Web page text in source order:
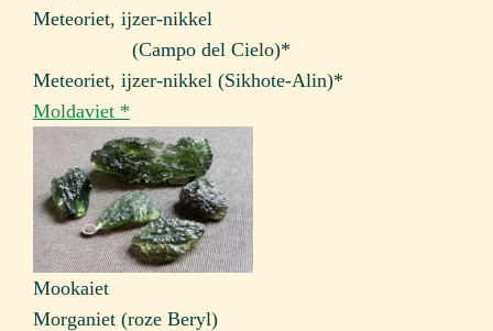
Meteoriet, ijzer-nikkel
(Campo del Cielo)*
Meteoriet, ijzer-nikkel (Sikhote-Alin)*
Moldaviet *
Mookaiet
Morganiet (roze Beryl)